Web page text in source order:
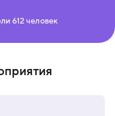
612 человек